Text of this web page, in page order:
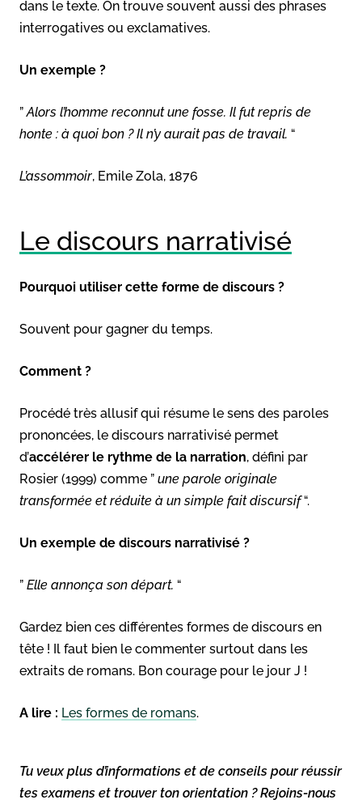
dans le texte. On trouve souvent aussi des phrases
interrogatives ou exclamatives.
Un exemple ?
”Alors l’homme reconnut une fosse. Il fut repris de
honte : à quoi bon ? Il n’y aurait pas de travail. “
L’assommoir, Emile Zola, 1876
Le discours narrativisé
Pourquoi utiliser cette forme de discours ?
Souvent pour gagner du temps.
Comment ?
Procédé très allusif qui résume le sens des paroles
prononcées, le discours narrativisé permet
d’accélérer le rythme de la narration, défini par
Rosier (1999) comme ” une parole originale
transformée et réduite à un simple fait discursif“.
Un exemple de discours narrativisé ?
” Elle annonça son départ. “
Gardez bien ces différentes formes de discours en
tête ! Il faut bien le commenter surtout dans les
extraits de romans. Bon courage pour le jour J !
A lire : Les formes de romans.
Tu veux plus d’informations et de conseils pour réussir
tes examens et trouver ton orientation ? Rejoins-nous